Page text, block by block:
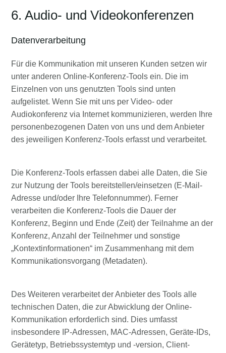
6. Audio- und Videokonferenzen
Datenverarbeitung
Für die Kommunikation mit unseren Kunden setzen wir
unter anderen Online-Konferenz-Tools ein. Die im
Einzelnen von uns genutzten Tools sind unten
aufgelistet. Wenn Sie mit uns per Video- oder
Audiokonferenz via Internet kommunizieren, werden Ihre
personenbezogenen Daten von uns und dem Anbieter
des jeweiligen Konferenz-Tools erfasst und verarbeitet.
Die Konferenz-Tools erfassen dabei alle Daten, die Sie
zur Nutzung der Tools bereitstellen/einsetzen (E-Mail-
Adresse und/oder Ihre Telefonnummer). Ferner
verarbeiten die Konferenz-Tools die Dauer der
Konferenz, Beginn und Ende (Zeit) der Teilnahme an der
Konferenz, Anzahl der Teilnehmer und sonstige
„Kontextinformationen“ im Zusammenhang mit dem
Kommunikationsvorgang (Metadaten).
Des Weiteren verarbeitet der Anbieter des Tools alle
technischen Daten, die zur Abwicklung der Online-
Kommunikation erforderlich sind. Dies umfasst
insbesondere IP-Adressen, MAC-Adressen, Geräte-IDs,
Gerätetyp, Betriebssystemtyp und -version, Client-